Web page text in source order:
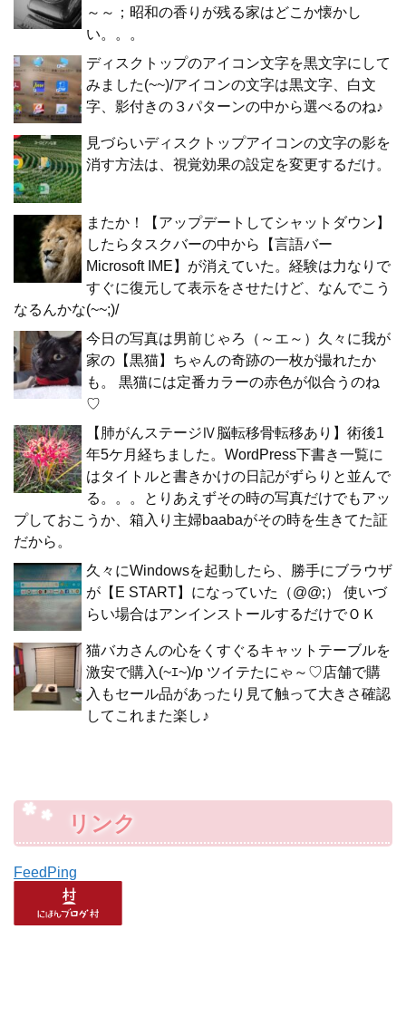
～～；昭和の香りが残る家はどこか懐かし
い。。。
ディスクトップのアイコン文字を黒文字にして
みました(~~)/アイコンの文字は黒文字、白文
字、影付きの３パターンの中から選べるのね♪
見づらいディスクトップアイコンの文字の影を
消す方法は、視覚効果の設定を変更するだけ。
またか！【アップデートしてシャットダウン】
したらタスクバーの中から【言語バー
Microsoft IME】が消えていた。経験は力なりで
すぐに復元して表示をさせたけど、なんでこう
なるんかな(~~;)/
今日の写真は男前じゃろ（～エ～）久々に我が
家の【黒猫】ちゃんの奇跡の一枚が撮れたか
も。 黒猫には定番カラーの赤色が似合うのね
♡
【肺がんステージⅣ脳転移骨転移あり】術後1
年5ケ月経ちました。WordPress下書き一覧に
はタイトルと書きかけの日記がずらりと並んで
る。。。とりあえずその時の写真だけでもアッ
プしておこうか、箱入り主婦baabaがその時を生きてた証
だから。
久々にWindowsを起動したら、勝手にブラウザ
が【E START】になっていた（@@;） 使いづ
らい場合はアンインストールするだけでＯＫ
猫バカさんの心をくすぐるキャットテーブルを
激安で購入(~ｴ~)/p ツイテたにゃ～♡店舗で購
入もセール品があったり見て触って大きさ確認
してこれまた楽し♪
リンク
FeedPing